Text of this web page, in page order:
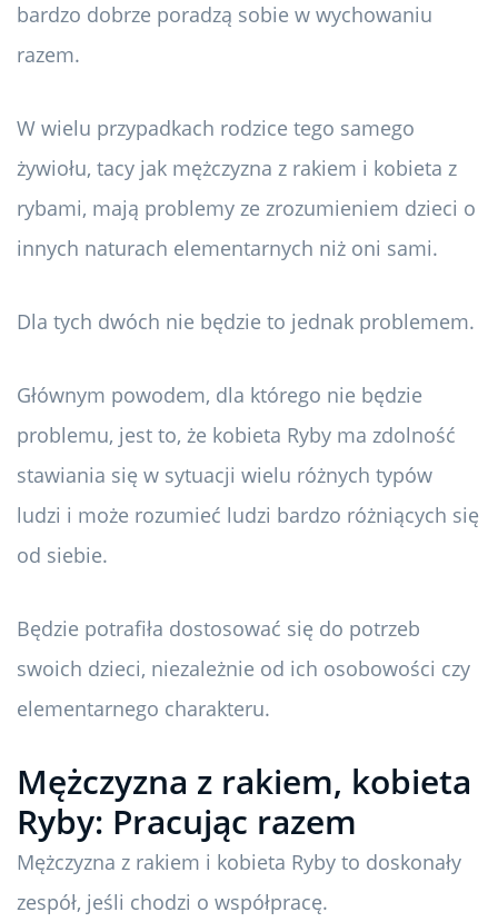
bardzo dobrze poradzą sobie w wychowaniu
razem.
W wielu przypadkach rodzice tego samego
żywiołu, tacy jak mężczyzna z rakiem i kobieta z
rybami, mają problemy ze zrozumieniem dzieci o
innych naturach elementarnych niż oni sami.
Dla tych dwóch nie będzie to jednak problemem.
Głównym powodem, dla którego nie będzie
problemu, jest to, że kobieta Ryby ma zdolność
stawiania się w sytuacji wielu różnych typów
ludzi i może rozumieć ludzi bardzo różniących się
od siebie.
Będzie potrafiła dostosować się do potrzeb
swoich dzieci, niezależnie od ich osobowości czy
elementarnego charakteru.
Mężczyzna z rakiem, kobieta
Ryby: Pracując razem
Mężczyzna z rakiem i kobieta Ryby to doskonały
zespół, jeśli chodzi o współpracę.